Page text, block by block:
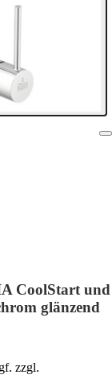
CoolStart und
glänzend
zzgl.